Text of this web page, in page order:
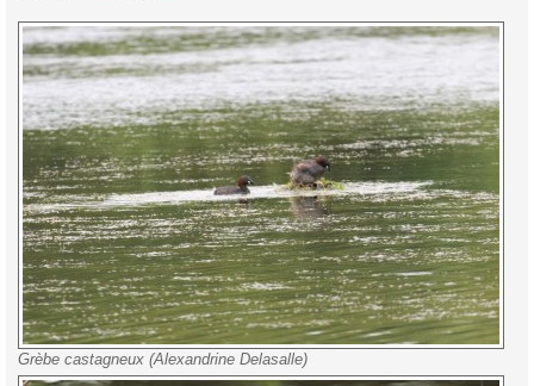
Grèbe castagneux (Alexandrine Delasalle)